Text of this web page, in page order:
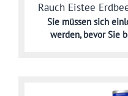
Rauch Eistee
Sie müssen sich
werden,bevor Sie